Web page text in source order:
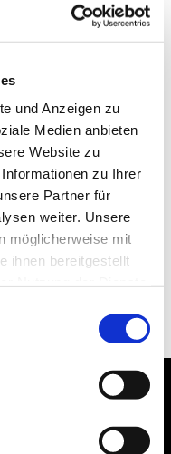
und Anzeigen zu
Medien anbieten
Website zu
zu Ihrer
Partner für
weiter. Unsere
möglicherweise mit
ihnen bereitgestellt